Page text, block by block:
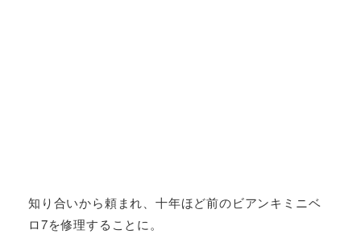
知り合いから頼まれ、十年ほど前のビアンキミニベ
ロ7を修理することに。